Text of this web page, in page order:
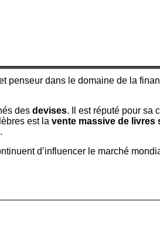
dans le domaine de la
des devises. Il est réputé pour sa
est la vente massive de livres
d’influencer le marché